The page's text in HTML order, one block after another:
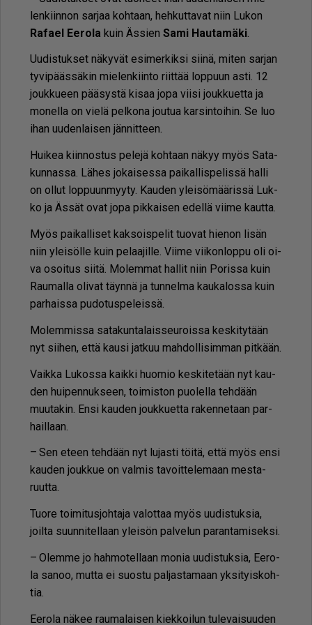
len­kiin­non sar­jaa koh­taan, heh­kut­ta­vat niin Lu­kon
Ra­fa­el Ee­ro­la kuin Äs­sien Sami Hau­ta­mä­ki.
Uu­dis­tuk­set nä­ky­vät esi­mer­kik­si sii­nä, mi­ten sar­jan
ty­vi­pääs­sä­kin mie­len­kiin­to riit­tää lop­puun as­ti. 12
jouk­ku­een pää­sys­tä ki­saa jopa vii­si jouk­ku­et­ta ja
mo­nel­la on vie­lä pel­ko­na jou­tua kar­sin­toi­hin. Se luo
ihan uu­den­lai­sen jän­nit­teen.
Hui­kea kiin­nos­tus pe­le­jä koh­taan nä­kyy myös Sa­ta­
kun­nas­sa. Lä­hes jo­kai­ses­sa pai­kal­lis­pe­lis­sä hal­li
on ol­lut lop­puun­myy­ty. Kau­den ylei­sö­mää­ris­sä Luk­
ko ja Äs­sät ovat jopa pik­kai­sen edel­lä vii­me kaut­ta.
Myös pai­kal­li­set kak­sois­pe­lit tuo­vat hie­non li­sän
niin ylei­söl­le kuin pe­laa­jil­le. Vii­me vii­kon­lop­pu oli oi­
va osoi­tus sii­tä. Mo­lem­mat hal­lit niin Po­ris­sa kuin
Rau­mal­la oli­vat täyn­nä ja tun­nel­ma kau­ka­los­sa kuin
par­hais­sa pu­do­tus­pe­leis­sä.
Mo­lem­mis­sa sa­ta­kun­ta­lais­seu­rois­sa kes­ki­ty­tään
nyt sii­hen, et­tä kau­si jat­kuu mah­dol­li­sim­man pit­kään.
Vaik­ka Lu­kos­sa kaik­ki huo­mio kes­ki­te­tään nyt kau­
den hui­pen­nuk­seen, toi­mis­ton puo­lel­la teh­dään
muu­ta­kin. En­si kau­den jouk­ku­et­ta ra­ken­ne­taan par­
hail­laan.
– Sen eteen teh­dään nyt lu­jas­ti töi­tä, et­tä myös en­si
kau­den jouk­kue on val­mis ta­voit­te­le­maan mes­ta­
ruut­ta.
Tuo­re toi­mi­tus­joh­ta­ja va­lot­taa myös uu­dis­tuk­sia,
joil­ta suun­ni­tel­laan ylei­sön pal­ve­lun pa­ran­ta­mi­sek­si.
– Olem­me jo hah­mo­tel­laan mo­nia uu­dis­tuk­sia, Ee­ro­
la sa­noo, mut­ta ei suos­tu pal­jas­ta­maan yk­si­tyis­koh­
tia.
Ee­ro­la nä­kee rau­ma­lai­sen kiek­koi­lun tu­le­vai­suu­den